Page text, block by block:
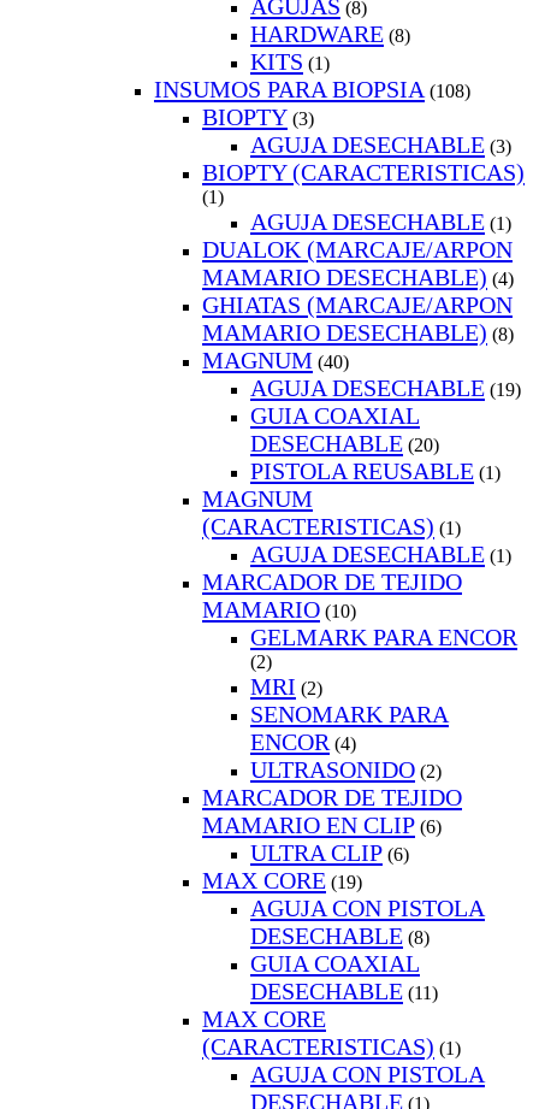
AGUJAS (8)
HARDWARE (8)
KITS (1)
INSUMOS PARA BIOPSIA (108)
BIOPTY (3)
AGUJA DESECHABLE (3)
BIOPTY (CARACTERISTICAS)
(1)
AGUJA DESECHABLE (1)
DUALOK (MARCAJE/ARPON
MAMARIO DESECHABLE) (4)
GHIATAS (MARCAJE/ARPON
MAMARIO DESECHABLE) (8)
MAGNUM (40)
AGUJA DESECHABLE (19)
GUIA COAXIAL
DESECHABLE (20)
PISTOLA REUSABLE (1)
MAGNUM
(CARACTERISTICAS) (1)
AGUJA DESECHABLE (1)
MARCADOR DE TEJIDO
MAMARIO (10)
GELMARK PARA ENCOR
(2)
MRI (2)
SENOMARK PARA
ENCOR (4)
ULTRASONIDO (2)
MARCADOR DE TEJIDO
MAMARIO EN CLIP (6)
ULTRA CLIP (6)
MAX CORE (19)
AGUJA CON PISTOLA
DESECHABLE (8)
GUIA COAXIAL
DESECHABLE (11)
MAX CORE
(CARACTERISTICAS) (1)
AGUJA CON PISTOLA
DESECHABLE (1)